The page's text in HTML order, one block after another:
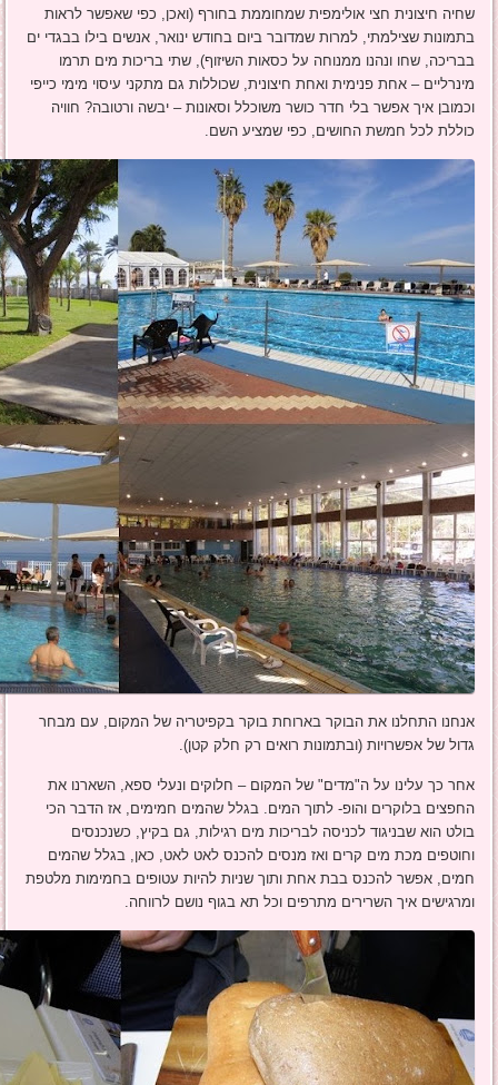
שחיה חיצונית חצי אולימפית שמחוממת בחורף (ואכן, כפי שאפשר לראות
בתמונות שצילמתי, למרות שמדובר ביום בחודש ינואר, אנשים בילו בבגדי ים
בבריכה, שחו ונהנו ממנוחה על כסאות השיזוף), שתי בריכות מים תרמו
מינרליים – אחת פנימית ואחת חיצונית, שכוללות גם מתקני עיסוי מימי כייפי
וכמובן איך אפשר בלי חדר כושר משוכלל וסאונות – יבשה ורטובה? חוויה
כוללת לכל חמשת החושים, כפי שמציע השם.
אנחנו התחלנו את הבוקר בארוחת בוקר בקפיטריה של המקום, עם מבחר
גדול של אפשרויות (ובתמונות רואים רק חלק קטן).
אחר כך עלינו על ה"מדים" של המקום – חלוקים ונעלי ספא, השארנו את
החפצים בלוקרים והופ- לתוך המים. בגלל שהמים חמימים, אז הדבר הכי
בולט הוא שבניגוד לכניסה לבריכות מים רגילות, גם בקיץ, כשנכנסים
וחוטפים מכת מים קרים ואז מנסים להכנס לאט לאט, כאן, בגלל שהמים
חמים, אפשר להכנס בבת אחת ותוך שניות להיות עטופים בחמימות מלטפת
ומרגישים איך השרירים מתרפים וכל תא בגוף נושם לרווחה.